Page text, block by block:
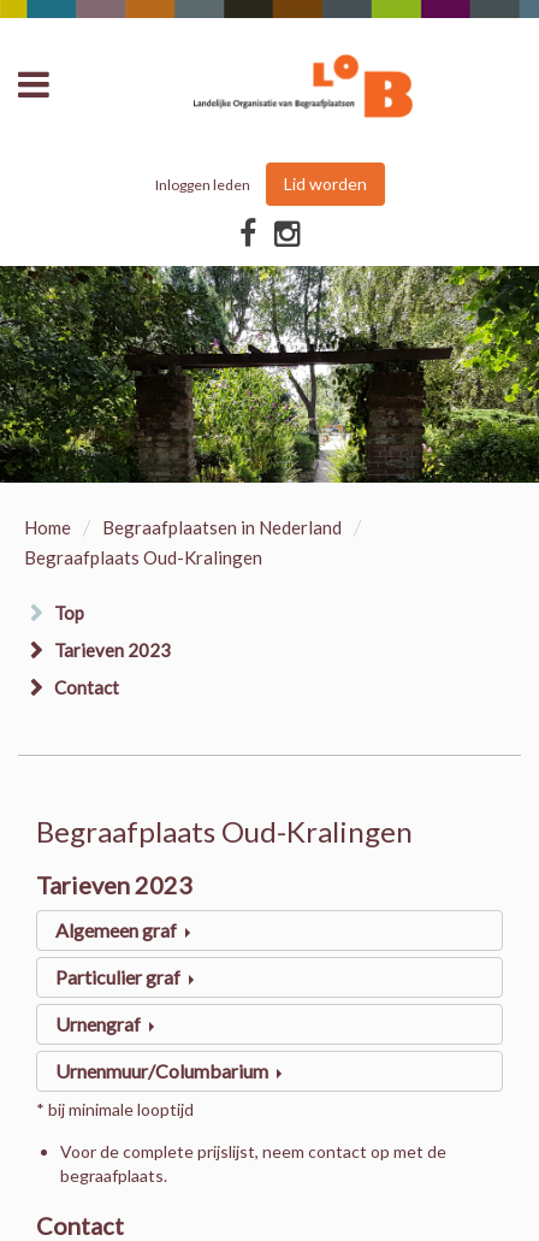
Inloggen leden Lid worden
Home / Begraafplaatsen in Nederland /
Begraafplaats Oud-Kralingen
Top
Tarieven 2023
Contact
Begraafplaats Oud-Kralingen
Tarieven 2023
Algemeen graf
Particulier graf
Urnengraf
Urnenmuur/Columbarium
* bij minimale looptijd
Voor de complete prijslijst, neem contact op met de
begraafplaats.
Contact